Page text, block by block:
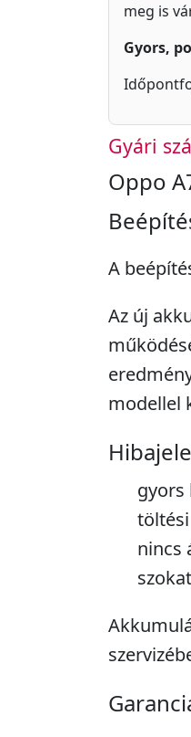
meg is
Gyors,
Gyári
Oppo
A
Az új
modellel
gyors
nincs